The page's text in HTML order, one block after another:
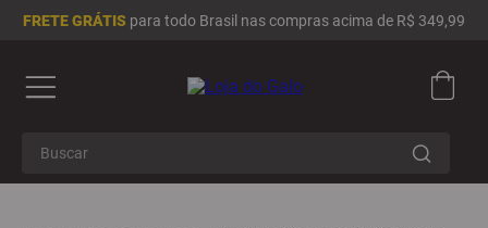
FRETE GRÁTIS para todo Brasil nas compras acima de R$ 349,99